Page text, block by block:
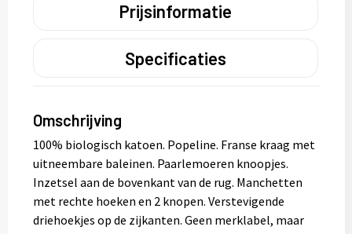
Prijsinformatie
Specificaties
Omschrijving
100% biologisch katoen. Popeline. Franse kraag met
uitneembare baleinen. Paarlemoeren knoopjes.
Inzetsel aan de bovenkant van de rug. Manchetten
met rechte hoeken en 2 knopen. Verstevigende
driehoekjes op de zijkanten. Geen merklabel, maar